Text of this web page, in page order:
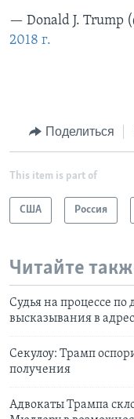
— Donald J. Trump
2018 г.
Поделиться
This item is part of
США Россия
Читайте
Судья на процессе
высказывания в
Секулоу: Трамп
получения
Адвокаты Трампа